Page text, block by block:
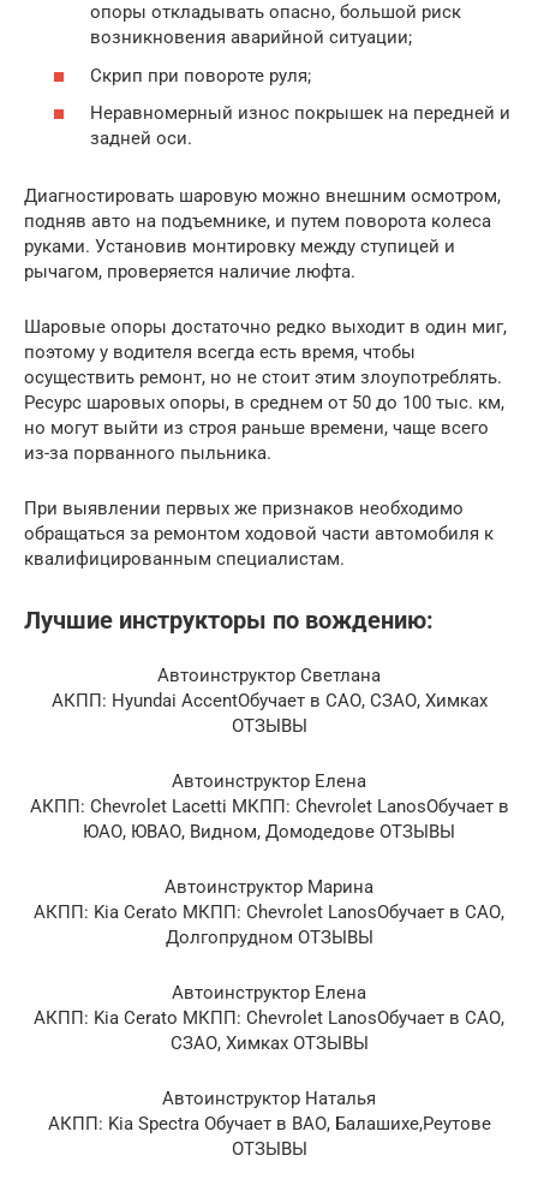
опоры откладывать опасно, большой риск
возникновения аварийной ситуации;
Скрип при повороте руля;
Неравномерный износ покрышек на передней и
задней оси.
Диагностировать шаровую можно внешним осмотром,
подняв авто на подъемнике, и путем поворота колеса
руками. Установив монтировку между ступицей и
рычагом, проверяется наличие люфта.
Шаровые опоры достаточно редко выходит в один миг,
поэтому у водителя всегда есть время, чтобы
осуществить ремонт, но не стоит этим злоупотреблять.
Ресурс шаровых опоры, в среднем от 50 до 100 тыс. км,
но могут выйти из строя раньше времени, чаще всего
из-за порванного пыльника.
При выявлении первых же признаков необходимо
обращаться за ремонтом ходовой части автомобиля к
квалифицированным специалистам.
Лучшие инструкторы по вождению:
Автоинструктор Светлана
АКПП: Hyundai AccentОбучает в САО, СЗАО, Химках
ОТЗЫВЫ
Автоинструктор Елена
АКПП: Chevrolet Lacetti МКПП: Chevrolet LanosОбучает в
ЮАО, ЮВАО, Видном, Домодедове ОТЗЫВЫ
Автоинструктор Марина
АКПП: Kia Cerato МКПП: Chevrolet LanosОбучает в САО,
Долгопрудном ОТЗЫВЫ
Автоинструктор Елена
АКПП: Kia Cerato МКПП: Chevrolet LanosОбучает в САО,
СЗАО, Химках ОТЗЫВЫ
Автоинструктор Наталья
АКПП: Kia Spectra Обучает в ВАО, Балашихе,Реутове
ОТЗЫВЫ